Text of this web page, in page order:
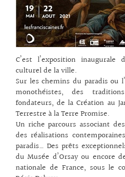
C’est l’exposition
culturel de la ville.
Sur les chemins du paradis ou
monothéistes, des
fondateurs, de la Création au
Terrestre à la Terre Promise.
Un riche parcours associant
des réalisations
paradis… Des prêts
du Musée d’Orsay ou encore
nationale de France, sous le